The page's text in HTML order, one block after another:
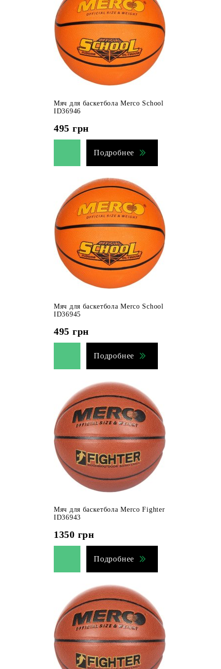
Мяч для баскетбола Merco School
ID36946
495 грн
Подробнее
Мяч для баскетбола Merco School
ID36945
495 грн
Подробнее
Мяч для баскетбола Merco Fighter
ID36943
1350 грн
Подробнее